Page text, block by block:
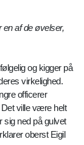
af de øvelser,
og kigger på
virkelighed.
officerer
ville være helt
sig ned på gulvet
oberst Eigil